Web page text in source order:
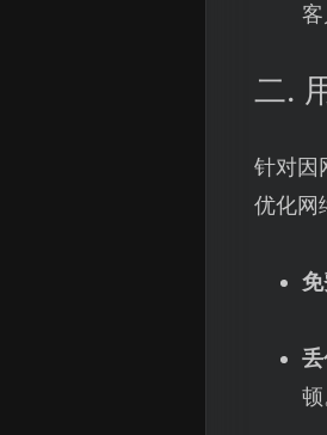
客
二.
针对因
优化网
丢
顿